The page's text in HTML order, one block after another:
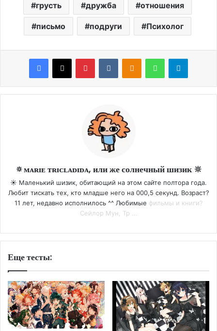
грусть дружба отношения
письмо подруги Психолог
🔅ᴍᴀʀɪᴇ ᴛʀɪᴄʟᴀᴅɪᴅᴀ, или же солнечный шизик 🔆
☀️ Маленький шизик, обитающий на этом сайте полтора года.
Любит тискать тех, кто младше него на 000,5 секунд. Возраст?
11 лет, недавно исполнилось ^^ Любимые фильмы и книги?
Сейлор Мун, Тр ...
Еще тесты: